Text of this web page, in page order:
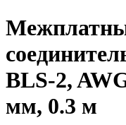
BLS-2,
мм, 0.3 м